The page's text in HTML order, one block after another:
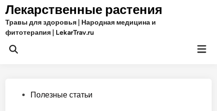
Перейти
содержимому
Лекарственные растения
Травы для здоровья | Народная медицина и
фитотерапия | LekarTrav.ru
Открыть
Опубликовано
Полезные статьи